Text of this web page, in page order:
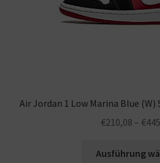
Air Jordan 1 Low Marina Blue (W)
€210,08 – €
Ausführung